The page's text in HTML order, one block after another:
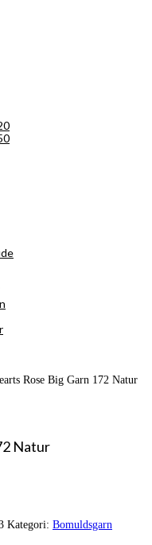
Rose Big Garn 172 Natur
Natur
Kategori: Bomuldsgarn